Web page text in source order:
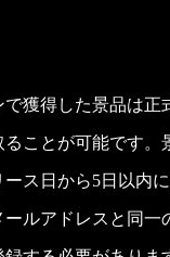
で獲得した景品は正
ことが可能です。
ス日から5日以内
ルアドレスと同一